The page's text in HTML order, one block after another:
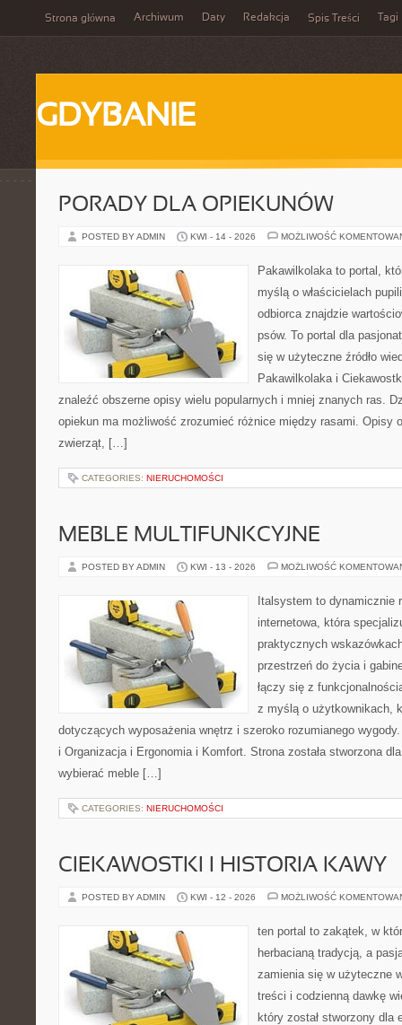
Strona główna Archiwum Daty Redakcja Spis Treści Tagi
GDYBANIE
PORADY DLA OPIEKUNÓW
POSTED BY ADMIN KWI - 14 - 2026 MOŻLIWOŚĆ
Pakawilkolaka to portal,
myślą o właścicielach
odbiorca znajdzie
psów. To portal dla
się w użyteczne źródło
Pakawilkolaka i
znaleźć obszerne opisy wielu popularnych i mniej znanych ras.
opiekun ma możliwość zrozumieć różnice między rasami. Opisy
zwierząt, […]
CATEGORIES: NIERUCHOMOŚCI
MEBLE MULTIFUNKCYJNE
POSTED BY ADMIN KWI - 13 - 2026 MOŻLIWOŚĆ
Italsystem to dynamicznie
internetowa, która
praktycznych
przestrzeń do życia i
łączy się z
z myślą o użytkownikach,
dotyczących wyposażenia wnętrz i szeroko rozumianego
i Organizacja i Ergonomia i Komfort. Strona została stworzona
wybierać meble […]
CATEGORIES: NIERUCHOMOŚCI
CIEKAWOSTKI I HISTORIA KAWY
POSTED BY ADMIN KWI - 12 - 2026 MOŻLIWOŚĆ
ten portal to zakątek, w
herbacianą tradycją, a
zamienia się w użyteczne
treści i codzienną dawkę
który został stworzony dla